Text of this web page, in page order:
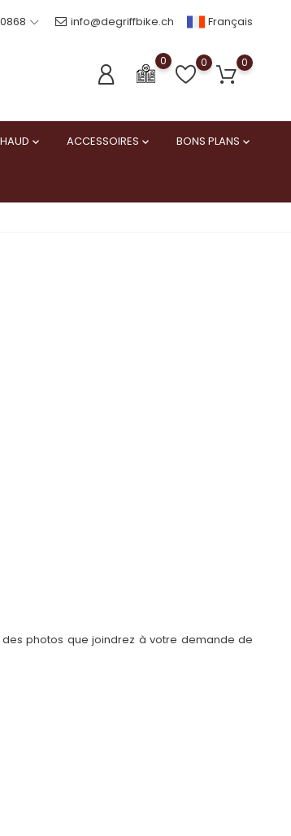
info@degriffbike.ch Français
0 0 0
 ACCESSOIRES  BONS PLANS 
photos que joindrez à votre demande de